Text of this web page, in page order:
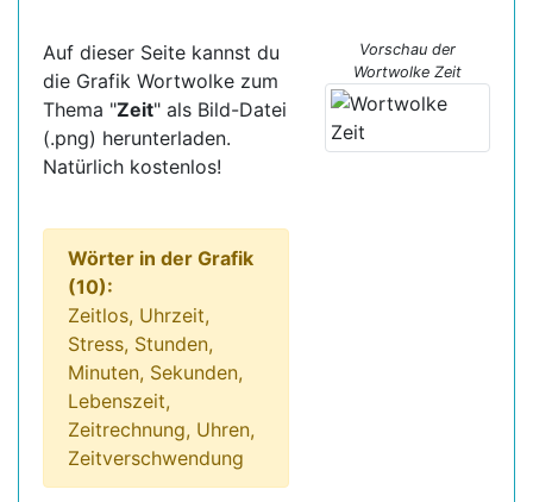
Auf dieser Seite kannst du
die Grafik Wortwolke zum
Thema "Zeit" als Bild-Datei
(.png) herunterladen.
Natürlich kostenlos!
Wörter in der Grafik
(10):
Zeitlos, Uhrzeit,
Stress, Stunden,
Minuten, Sekunden,
Lebenszeit,
Zeitrechnung, Uhren,
Zeitverschwendung
Vorschau der
Wortwolke Zeit